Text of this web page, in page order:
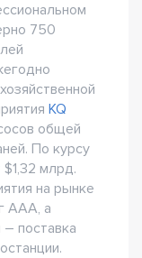
750
KQ
общей
По курсу
млрд.
на рынке
ААА, а
поставка